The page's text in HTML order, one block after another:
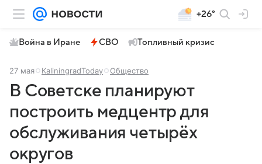
+26°
Война в Иране СВО Топливный кризис
27 мая KaliningradToday Общество
В Советске планируют
построить медцентр для
обслуживания четырёх
округов